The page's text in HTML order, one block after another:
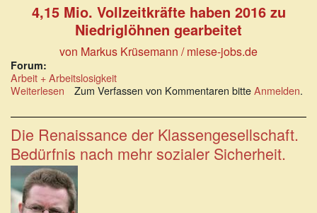
4,15 Mio. Vollzeitkräfte haben 2016 zu
Niedriglöhnen gearbeitet
von Markus Krüsemann / miese-jobs.de
Forum:
Arbeit + Arbeitslosigkeit
Weiterlesen über
4,15
Mio.
Vollzeitkräfte
haben
2016
zu
Niedriglöhnen
gearbeitet
Zum Verfassen von Kommentaren bitteAnmelden.
Die Renaissance der Klassengesellschaft.
Bedürfnis nach mehr sozialer Sicherheit.